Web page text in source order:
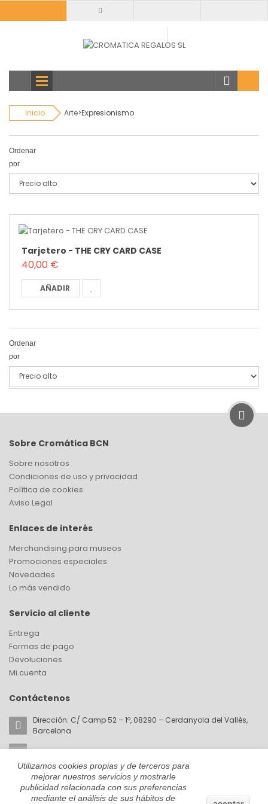
categorias
Inicio Arte>Expresionismo
Ordenar
por
Tarjetero - THE CRY CARD CASE
40,00 €
AÑADIR
Ordenar
por
Sobre Cromática BCN
Sobre nosotros
Condiciones de uso y privacidad
Política de cookies
Aviso Legal
Enlaces de interés
Merchandising para museos
Promociones especiales
Novedades
Lo más vendido
Servicio al cliente
Entrega
Formas de pago
Devoluciones
Mi cuenta
Contáctenos
Dirección: C/ Camp 52 – 1º, 08290 – Cerdanyola del Vallès,
Barcelona
Email:akorin@cromaticabcn.com
Teléfono: +34 657 81 28 59
Utilizamos cookies propias y de terceros para
mejorar nuestros servicios y mostrarle
publicidad relacionada con sus preferencias
mediante el análisis de sus hábitos de